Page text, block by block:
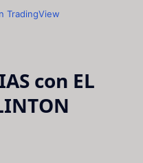
TradingView
con EL